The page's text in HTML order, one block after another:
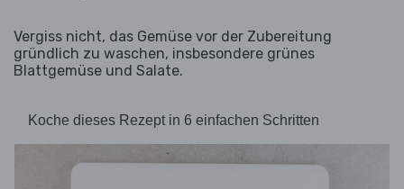
Vergiss nicht, das Gemüse vor der Zubereitung
gründlich zu waschen, insbesondere grünes
Blattgemüse und Salate.
Koche dieses Rezept in 6 einfachen Schritten